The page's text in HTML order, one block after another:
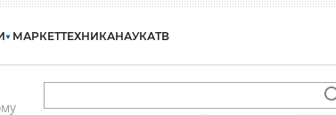
МАРКЕТТЕХНИКАНАУКАТВ